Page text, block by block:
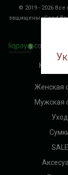
© 2019 - 2026 Все
защищены «Good
Женская
Мужская
Уход
SALE